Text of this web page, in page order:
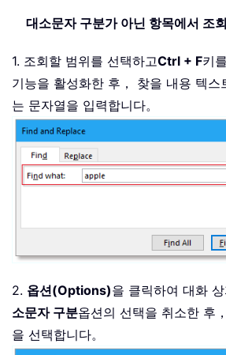
대소문자 구분가 아닌 항목에서 조회
1. 조회할 범위를 선택하고Ctrl + F키
기능을 활성화한 후， 찾을 내용 텍스
는 문자열을 입력합니다。
2. 옵션(Options)을 클릭하여 대화
소문자 구분옵션의 선택을 취소한 후，
을 선택합니다。